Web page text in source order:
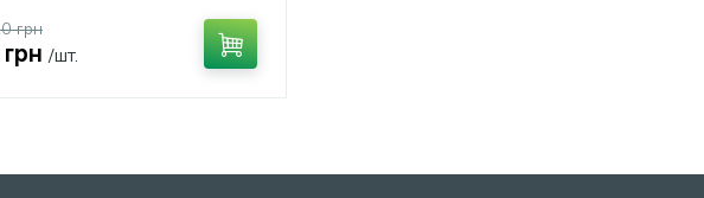
грн
/шт.